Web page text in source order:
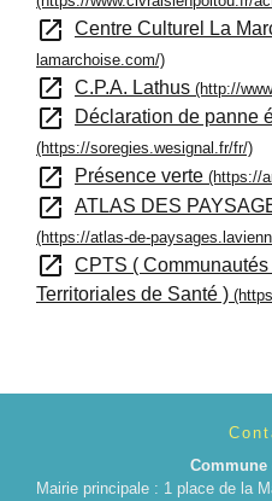
open_in_new Centre Culturel La
lamarchoise.com/)
open_in_new C.P.A. Lathus (http://
open_in_new Déclaration de panne
(https://soregies.wesignal.fr/fr/)
open_in_new Présence verte (https://
open_in_new ATLAS DES
(https://atlas-de-
open_in_new
CPTS (
Territoriales de Santé )
Commune
Mairie principale : 1 place de la